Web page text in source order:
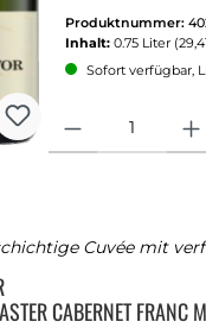
Produktnummer:
Inhalt: 0.75 Liter
Sofort verfügbar,
Cuvée mit
CABERNET FRANC